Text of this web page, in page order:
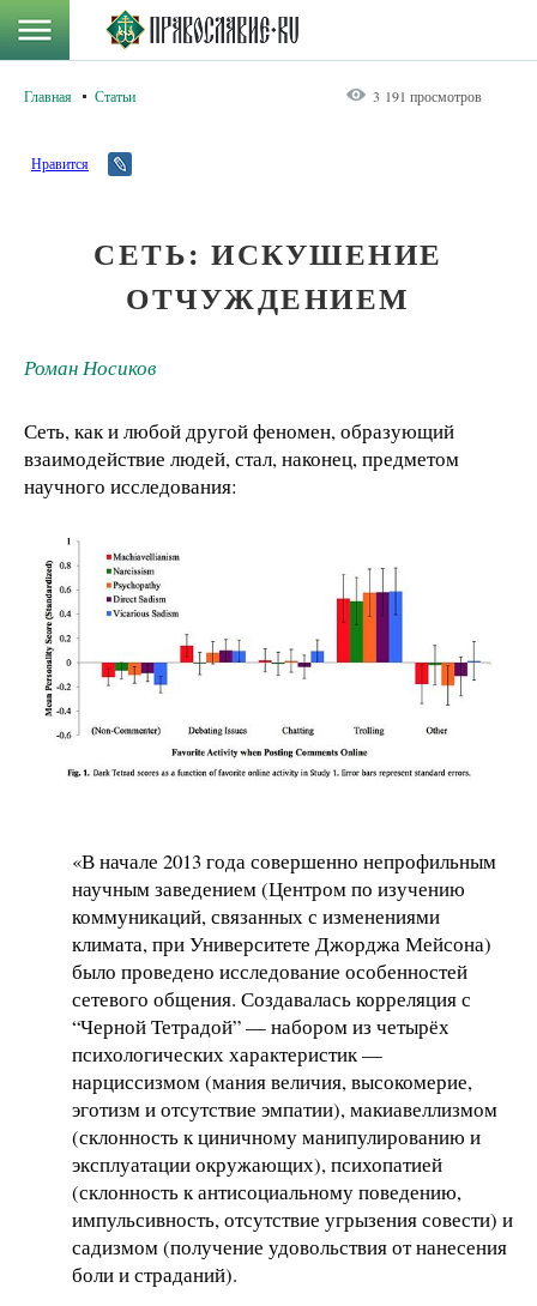
Главная Статьи 3 191 просмотров
Нравится
СЕТЬ: ИСКУШЕНИЕ
ОТЧУЖДЕНИЕМ
Роман Носиков
Сеть, как и любой другой феномен, образующий
взаимодействие людей, стал, наконец, предметом
научного исследования:
«В начале 2013 года совершенно непрофильным
научным заведением (Центром по изучению
коммуникаций, связанных с изменениями
климата, при Университете Джорджа Мейсона)
было проведено исследование особенностей
сетевого общения. Создавалась корреляция с
“Черной Тетрадой” — набором из четырёх
психологических характеристик —
нарциссизмом (мания величия, высокомерие,
эготизм и отсутствие эмпатии), макиавеллизмом
(склонность к циничному манипулированию и
эксплуатации окружающих), психопатией
(склонность к антисоциальному поведению,
импульсивность, отсутствие угрызения совести) и
садизмом (получение удовольствия от нанесения
боли и страданий).